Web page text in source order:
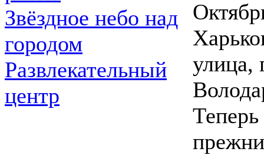
Звёздное небо над
городом
Развлекательный
центр
улица,